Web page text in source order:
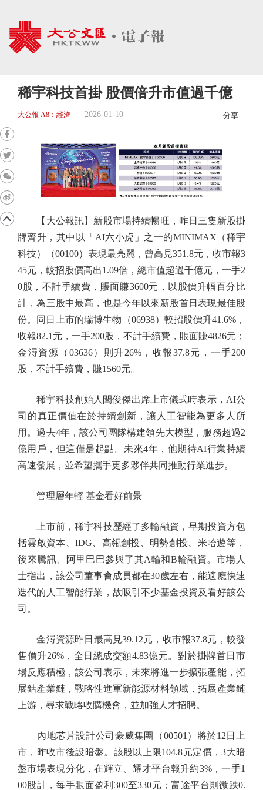
稀宇科技首掛 股價倍升市值過千億
大公報 A8：經濟 2026-01-10 分享
【大公報訊】新股市場持續暢旺，昨日三隻新股掛
牌齊升，其中以「AI六小虎」之一的MINIMAX（稀宇
科技）（00100）表現最亮麗，曾高見351.8元，收市報3
45元，較招股價高出1.09倍，總市值超過千億元，一手2
0股，不計手續費，賬面賺3600元，以股價升幅百分比
計，為三股中最高，也是今年以來新股首日表現最佳股
份。同日上市的瑞博生物（06938）較招股價升41.6%，
收報82.1元，一手200股，不計手續費，賬面賺4826元；
金潯資源（03636）則升26%，收報37.8元，一手200
股，不計手續費，賺1560元。
稀宇科技創始人閆俊傑出席上市儀式時表示，AI公
司的真正價值在於持續創新，讓人工智能為更多人所
用。過去4年，該公司團隊構建領先大模型，服務超過2
億用戶，但這僅是起點。未來4年，他期待AI行業持續
高速發展，並希望攜手更多夥伴共同推動行業進步。
管理層年輕 基金看好前景
上市前，稀宇科技歷經了多輪融資，早期投資方包
括雲啟資本、IDG、高瓴創投、明勢創投、米哈遊等，
後來騰訊、阿里巴巴參與了其A輪和B輪融資。市場人
士指出，該公司董事會成員都在30歲左右，能適應快速
迭代的人工智能行業，故吸引不少基金投資及看好該公
司。
金潯資源昨日最高見39.12元，收市報37.8元，較發
售價升26%，全日總成交額4.83億元。對於掛牌首日市
場反應積極，該公司表示，未來將進一步擴張產能，拓
展鈷產業鏈，戰略性進軍新能源材料領域，拓展產業鏈
上游，尋求戰略收購機會，並加強人才招聘。
內地芯片設計公司豪威集團（00501）將於12日上
市，昨收市後設暗盤。該股以上限104.8元定價，3大暗
盤市場表現分化，在輝立、耀才平台報升約3%，一手1
00股計，每手賬面盈利300至330元；富途平台則微跌0.